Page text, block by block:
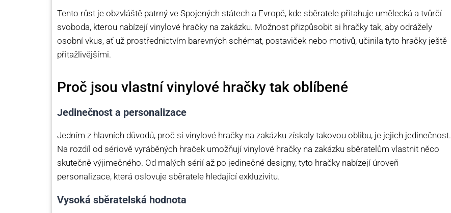
Tento růst je obzvláště patrný ve Spojených státech a Evropě, kde sběratele přitahuje umělecká a tvůrčí
svoboda, kterou nabízejí vinylové hračky na zakázku. Možnost přizpůsobit si hračky tak, aby odrážely
osobní vkus, ať už prostřednictvím barevných schémat, postaviček nebo motivů, učinila tyto hračky ještě
přitažlivějšími.
Proč jsou vlastní vinylové hračky tak oblíbené
Jedinečnost a personalizace
Jedním z hlavních důvodů, proč si vinylové hračky na zakázku získaly takovou oblibu, je jejich jedinečnost.
Na rozdíl od sériově vyráběných hraček umožňují vinylové hračky na zakázku sběratelům vlastnit něco
skutečně výjimečného. Od malých sérií až po jedinečné designy, tyto hračky nabízejí úroveň
personalizace, která oslovuje sběratele hledající exkluzivitu.
Vysoká sběratelská hodnota